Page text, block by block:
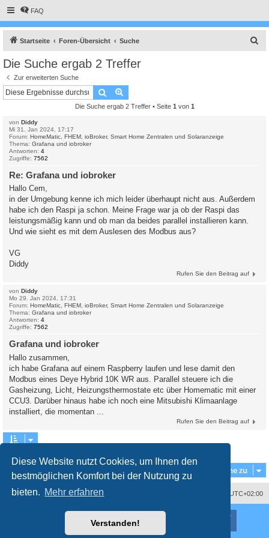
Diese Website nutzt Cookies, um Ihnen den
bestmöglichen Komfort bei der Nutzung zu
bieten. Mehr erfahren
Verstanden!
FAQ
Startseite Foren-Übersicht Suche
Die Suche ergab 2 Treffer
Zur erweiterten Suche
Suche
Die Suche ergab 2 Treffer • Seite 1 von 1
von Diddy
Mi 31. Jan 2024, 17:17
Forum: HomeMatic, FHEM, ioBroker, Smart Home Zentralen und Solaranzeige
Thema: Grafana und iobroker
Antworten: 4
Zugriffe: 7562
Re: Grafana und iobroker
Hallo Cem,
in der Umgebung kenne ich mich leider überhaupt nicht aus. Außerdem
habe ich den Raspi ja schon. Meine Frage war ja ob der Raspi das
leistungsmäßig kann und ob man da beides parallel installieren kann.
Und wie sieht es mit dem Auslesen des Modbus aus?
VG
Diddy
Rufen Sie den Beitrag auf
von Diddy
Mo 29. Jan 2024, 17:31
Forum: HomeMatic, FHEM, ioBroker, Smart Home Zentralen und Solaranzeige
Thema: Grafana und iobroker
Antworten: 4
Zugriffe: 7562
Grafana und iobroker
Hallo zusammen,
ich habe Grafana auf einem Raspberry laufen und lese damit den
Modbus eines Deye Hybrid 10K WR aus. Parallel steuere ich die
Gasheizung, Licht, Heizungsthermostate etc über Homematic mit einer
CCU3. Darüber hinaus habe ich noch eine Mitsubishi Klimaanlage
installiert, die momentan ...
Rufen Sie den Beitrag auf
Gehe zu
UTC+02:00
Impressum
Nutzungsbedingungen Datenschutzerklärung
® Forum Software © phpBB Limited